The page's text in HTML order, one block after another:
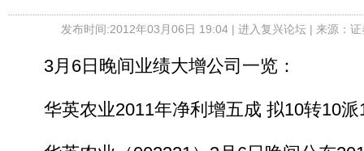
发布时间:2012年03月06日 19:04 | 进入复兴论坛| 来源：
3月6日晚间业绩大增公司一览：
华英农业2011年净利增五成 拟10转10派